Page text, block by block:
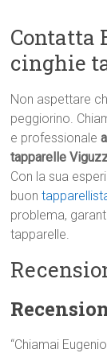
Contatta
cinghie
Non aspettare
peggiorino.
e professionale
tapparelle
Con la sua
buon
problema,
tapparelle.
“Chiamai